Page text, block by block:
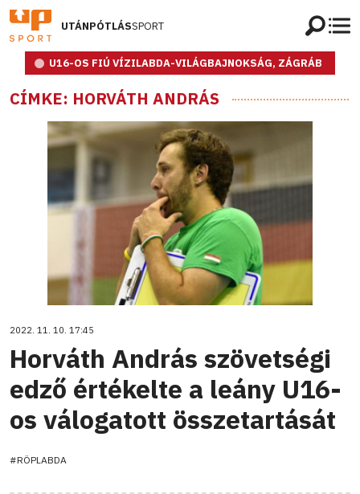
UTÁNPÓTLÁSSPORT
U16-OS FIÚ VÍZILABDA-VILÁGBAJNOKSÁG, ZÁGRÁB
CÍMKE: HORVÁTH ANDRÁS
2022. 11. 10. 17:45
Horváth András szövetségi
edző értékelte a leány U16-
os válogatott összetartását
#RÖPLABDA